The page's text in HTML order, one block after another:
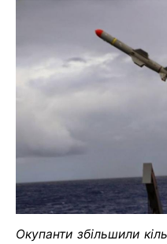
Окупанти збільшили